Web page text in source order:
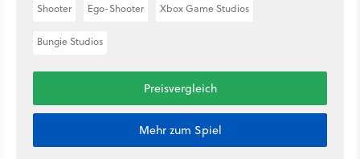
Shooter Ego-Shooter Xbox Game Studios
Bungie Studios
Preisvergleich
Mehr zum Spiel